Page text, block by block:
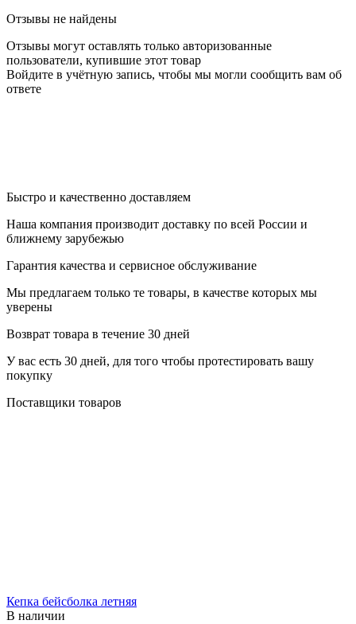
Отзывы не найдены
Отзывы могут оставлять только авторизованные
пользователи, купившие этот товар
Войдите в учётную запись, чтобы мы могли сообщить вам об
ответе
Быстро и качественно доставляем
Наша компания производит доставку по всей России и
ближнему зарубежью
Гарантия качества и сервисное обслуживание
Мы предлагаем только те товары, в качестве которых мы
уверены
Возврат товара в течение 30 дней
У вас есть 30 дней, для того чтобы протестировать вашу
покупку
Поставщики товаров
Кепка бейсболка летняя
В наличии